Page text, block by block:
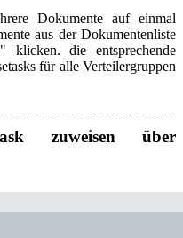
Dokumente auf einmal
aus der Dokumentenliste
klicken. die entsprechende
für alle Verteilergruppen
zuweisen über